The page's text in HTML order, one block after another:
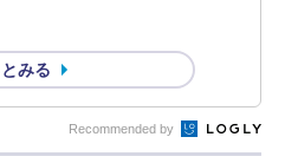
みる
Recommended by